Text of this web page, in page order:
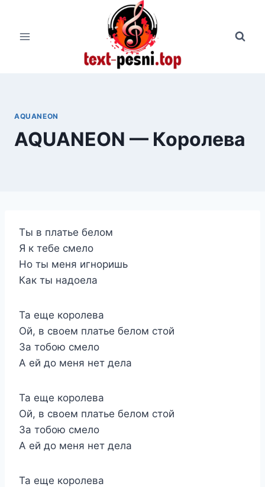
содержимому
AQUANEON
AQUANEON — Королева
Ты в платье белом
Я к тебе смело
Но ты меня игноришь
Как ты надоела
Та еще королева
Ой, в своем платье белом стой
За тобою смело
А ей до меня нет дела
Та еще королева
Ой, в своем платье белом стой
За тобою смело
А ей до меня нет дела
Та еще королева